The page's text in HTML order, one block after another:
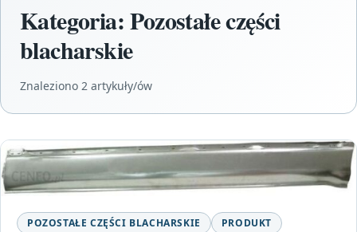
Kategoria:Pozostałe części
blacharskie
Znaleziono 2 artykuły/ów
POZOSTAŁE CZĘŚCI BLACHARSKIE PRODUKT